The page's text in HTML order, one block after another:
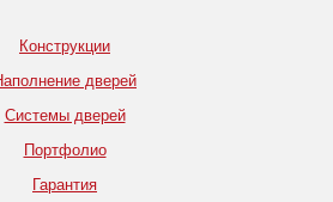
Конструкции
дверей
Системы дверей
Портфолио
Гарантия